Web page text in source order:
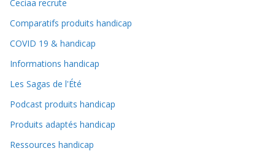
Ceciaa recrute
Comparatifs produits handicap
COVID 19 & handicap
Informations handicap
Les Sagas de l'Été
Podcast produits handicap
Produits adaptés handicap
Ressources handicap